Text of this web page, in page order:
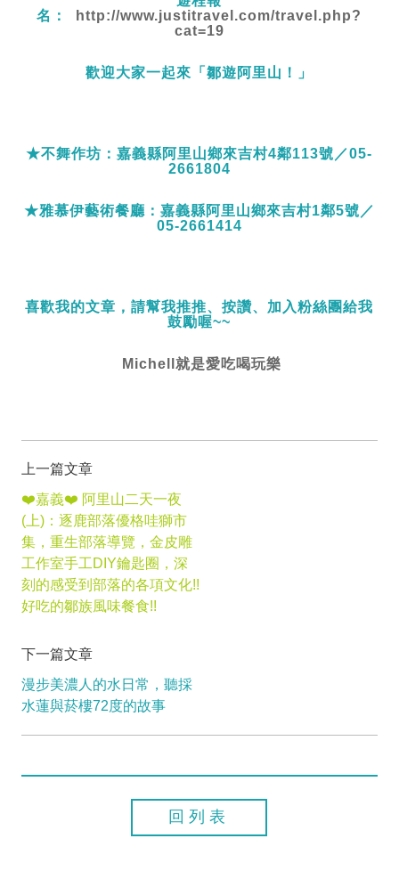
名：
http://www.justitravel.com/travel.php?
cat=19​
歡迎大家一起來「鄒遊阿里山！」
★不舞作坊：嘉義縣阿里山鄉來吉村4鄰113號／05-
2661804
★雅慕伊藝術餐廳：嘉義縣阿里山鄉來吉村1鄰5號／
05-2661414
喜歡我的文章，請幫我推推、按讚、加入粉絲團給我
鼓勵喔~~
Michell就是愛吃喝玩樂
上一篇文章
❤️嘉義❤️ 阿里山二天一夜
(上)：逐鹿部落優格哇獅市
集，重生部落導覽，金皮雕
工作室手工DIY鑰匙圈，深
刻的感受到部落的各項文化!!
好吃的鄒族風味餐食!!
下一篇文章
漫步美濃人的水日常，聽採
水蓮與菸樓72度的故事
回列表